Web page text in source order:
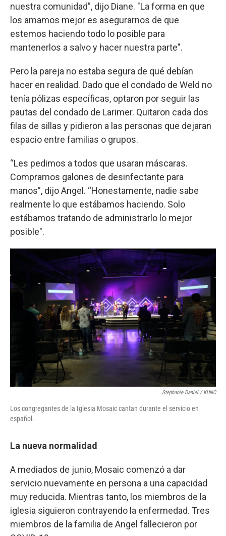
nuestra comunidad”, dijo Diane. "La forma en que
los amamos mejor es asegurarnos de que
estemos haciendo todo lo posible para
mantenerlos a salvo y hacer nuestra parte".
Pero la pareja no estaba segura de qué debían
hacer en realidad. Dado que el condado de Weld no
tenía pólizas específicas, optaron por seguir las
pautas del condado de Larimer. Quitaron cada dos
filas de sillas y pidieron a las personas que dejaran
espacio entre familias o grupos.
“Les pedimos a todos que usaran máscaras.
Compramos galones de desinfectante para
manos”, dijo Angel. “Honestamente, nadie sabe
realmente lo que estábamos haciendo. Solo
estábamos tratando de administrarlo lo mejor
posible".
Stephanie Daniel / KUNC
Los congregantes de la Iglesia Mosaic cantan durante el servicio en
español.
La nueva normalidad
A mediados de junio, Mosaic comenzó a dar
servicio nuevamente en persona a una capacidad
muy reducida. Mientras tanto, los miembros de la
iglesia siguieron contrayendo la enfermedad. Tres
miembros de la familia de Angel fallecieron por